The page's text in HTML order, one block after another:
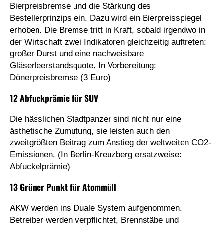
Bierpreisbremse und die Stärkung des
Bestellerprinzips ein. Dazu wird ein Bierpreisspiegel
erhoben. Die Bremse tritt in Kraft, sobald irgendwo in
der Wirtschaft zwei Indikatoren gleichzeitig auftreten:
großer Durst und eine nachweisbare
Gläserleerstandsquote. In Vorbereitung:
Dönerpreisbremse (3 Euro)
12 Abfuckprämie für SUV
Die hässlichen Stadtpanzer sind nicht nur eine
ästhetische Zumutung, sie leisten auch den
zweitgrößten Beitrag zum Anstieg der weltweiten CO2-
Emissionen. (In Berlin-Kreuzberg ersatzweise:
Abfuckelprämie)
13 Grüner Punkt für Atommüll
AKW werden ins Duale System aufgenommen.
Betreiber werden verpflichtet, Brennstäbe und